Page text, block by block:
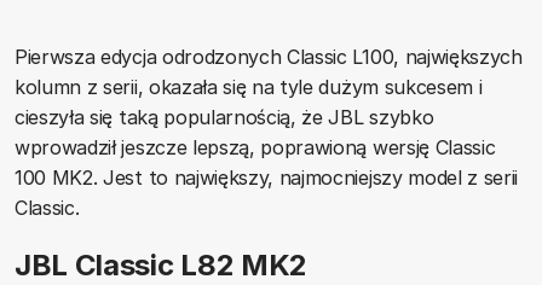
Pierwsza edycja odrodzonych Classic L100, największych
kolumn z serii, okazała się na tyle dużym sukcesem i
cieszyła się taką popularnością, że JBL szybko
wprowadził jeszcze lepszą, poprawioną wersję Classic
100 MK2. Jest to największy, najmocniejszy model z serii
Classic.
JBL Classic L82 MK2